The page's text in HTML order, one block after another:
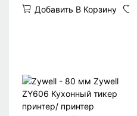
посаДобавить В Корзину